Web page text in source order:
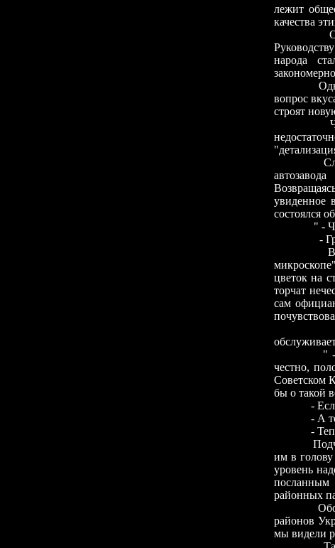
лежит
качества
Они как
народа
Однако
вопрос
строят
Что же,
Случай
увиденное
состоялся
" - Что с
- Грязь, -
В
цветок на
торчат
сам
И это,
" -
честно,
Советском
бы о такой
- Если
- А
- Теперь
им в
уровень
посланным
районных
районов
мы видели